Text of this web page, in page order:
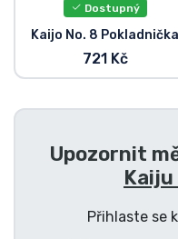
Dostupný
Kaijo No. 8 Pokladnička
721 Kč
Upozornit
Kaiju
Přihlaste se
Anime věci
Hráčské věci
Hudební věci